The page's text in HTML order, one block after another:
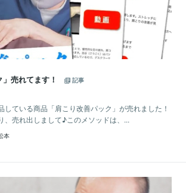
」売れてます！
記事
している商品「肩こり改善パック」が売れました！
、売れ出しまして♪このメソッドは、...
本